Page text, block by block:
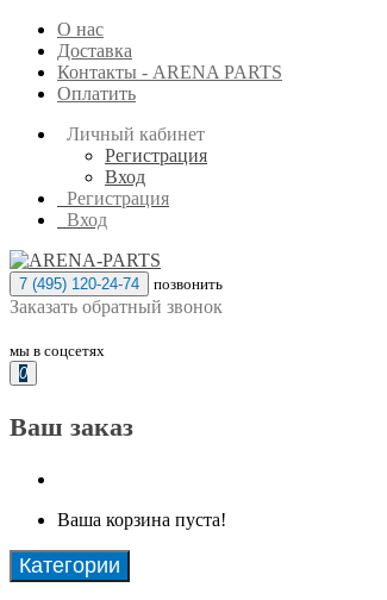
О нас
Доставка
Контакты - ARENA PARTS
Оплатить
Личный кабинет
Регистрация
Вход
Регистрация
Вход
7 (495) 120-24-74 позвонить
Заказать обратный звонок
мы в соцсетях
0
Ваш заказ
Ваша корзина пуста!
Категории